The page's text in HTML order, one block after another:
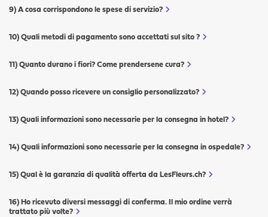
A cosa corrispondono le spese di servizio?
Quali metodi di pagamento sono accettati sul sito ?
Quanto durano i fiori? Come prendersene cura?
Quando posso ricevere un consiglio personalizzato?
Quali informazioni sono necessarie per la consegna in hotel?
Quali informazioni sono necessarie per la consegna in ospedale?
Qual è la garanzia di qualità offerta da LesFleurs.ch?
Ho ricevuto diversi messaggi di conferma. Il mio ordine verrà
trattato più volte?